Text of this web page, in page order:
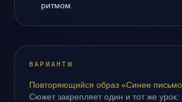
ритмом.
ВАРИАНТЫ
Повторяющийся образ «Синее
Сюжет закрепляет один и тот же урок: